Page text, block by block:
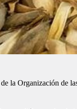
la Organización de